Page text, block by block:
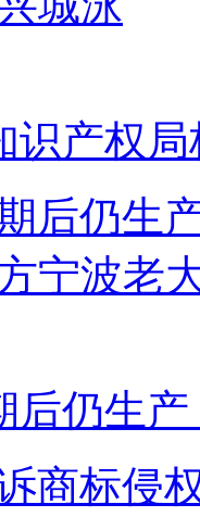
识产权
后仍生产